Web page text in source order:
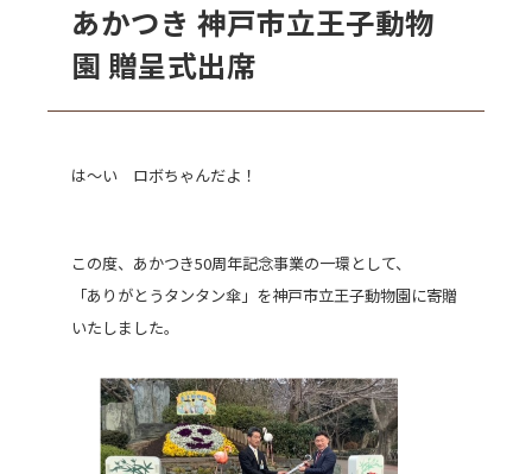
あかつき 神戸市立王子動物
園 贈呈式出席
は～い ロボちゃんだよ！
この度、あかつき50周年記念事業の一環として、
「ありがとうタンタン傘」を神戸市立王子動物園に寄贈
いたしました。